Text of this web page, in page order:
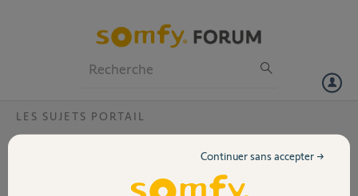
Volet
LES SUJETS PORTAIL
Mon portail s'ouvre tout seul ?Continuer sans accepter →